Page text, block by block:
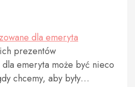
dla emeryta
prezentów
emeryta może być nieco
chcemy, aby były…